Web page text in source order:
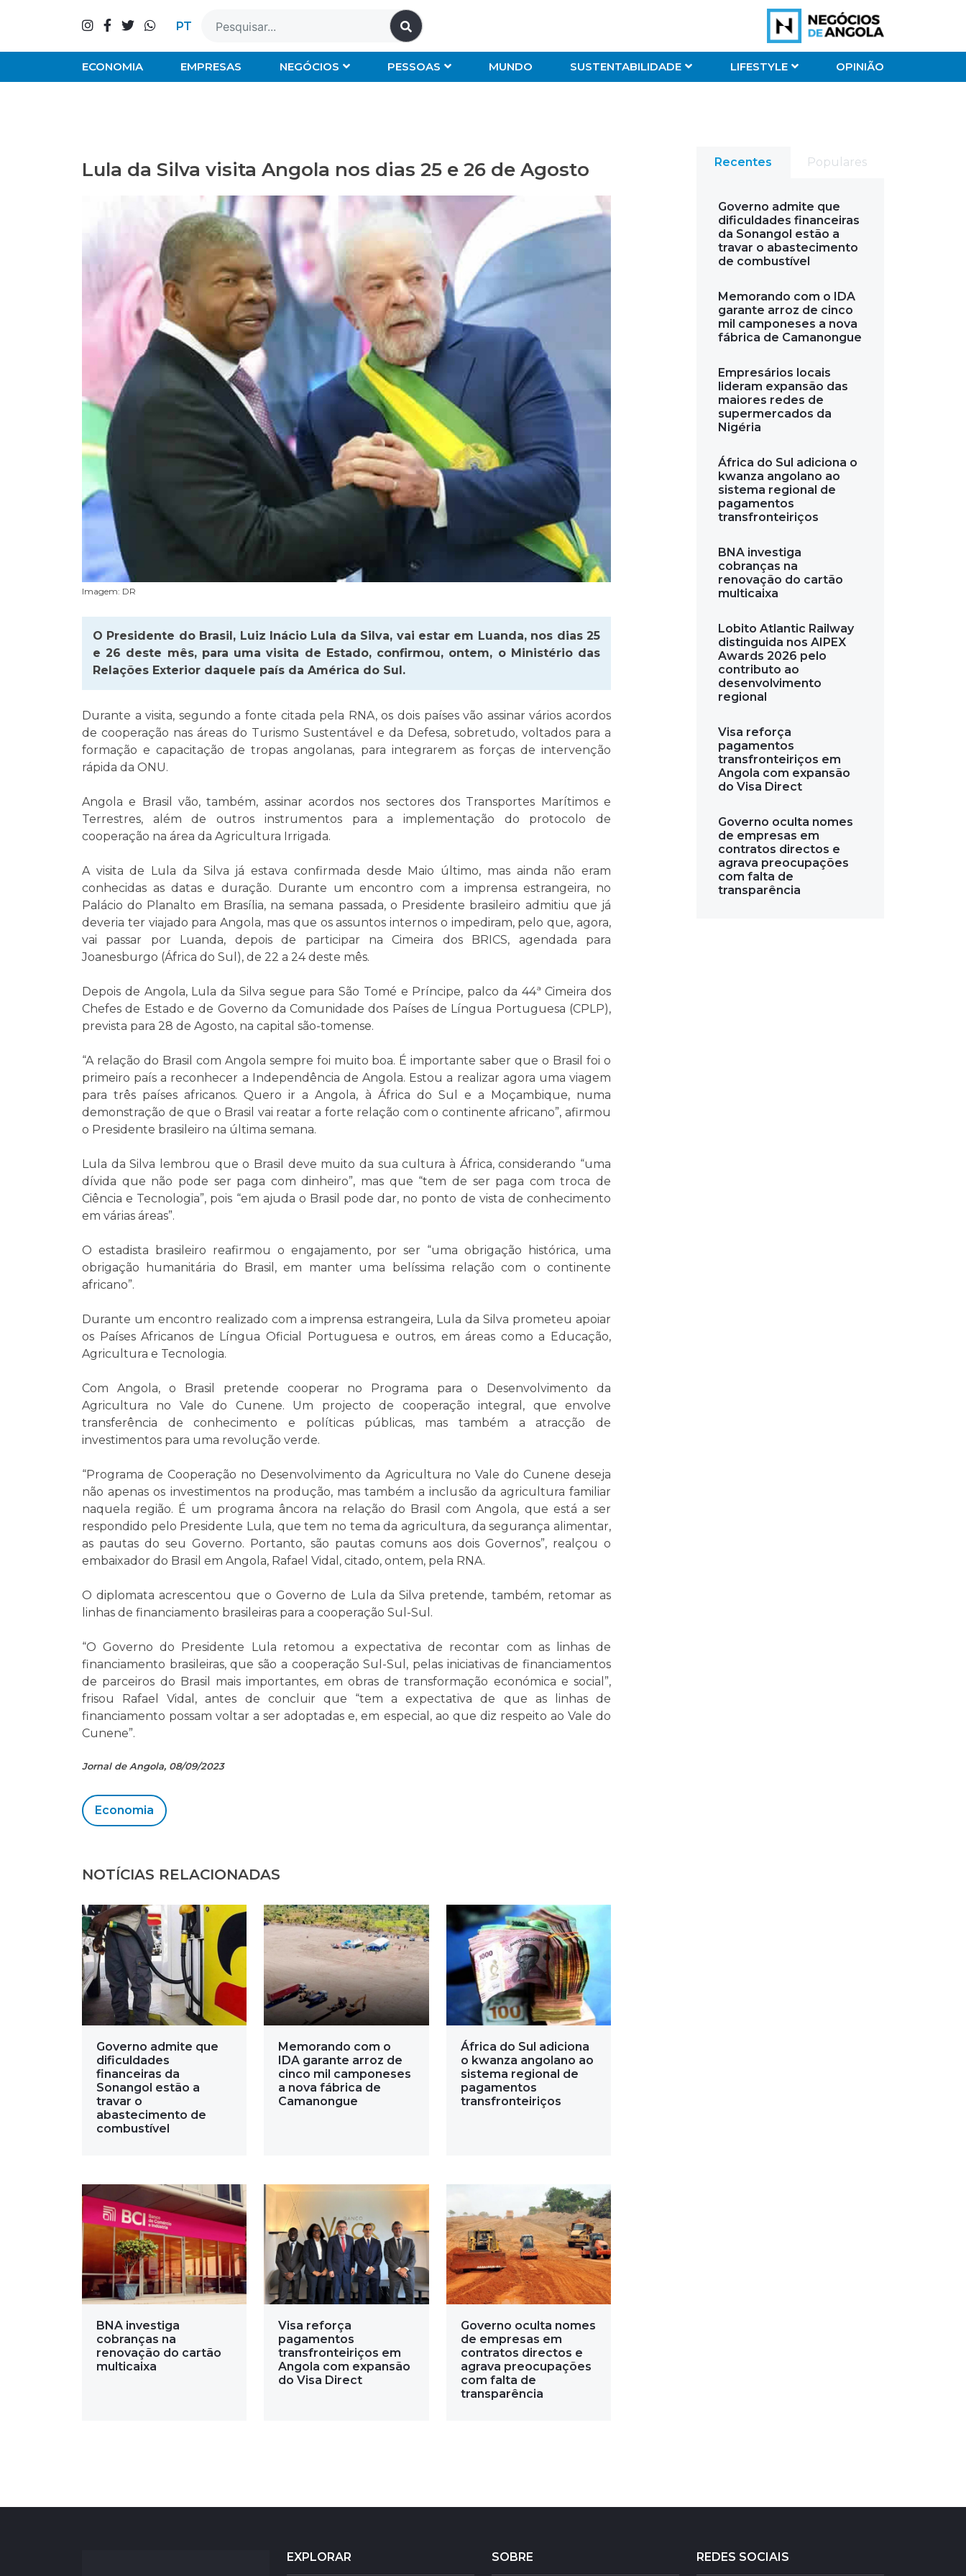
PT
ECONOMIA EMPRESAS NEGÓCIOS PESSOAS MUNDO SUSTENTABILIDADE LIFESTYLE OPINIÃO
Lula da Silva visita Angola nos dias 25 e 26 de Agosto
Imagem: DR
O Presidente do Brasil, Luiz Inácio Lula da Silva, vai estar em Luanda, nos dias 25
e 26 deste mês, para uma visita de Estado, confirmou, ontem, o Ministério das
Relações Exterior daquele país da América do Sul.
Durante a visita, segundo a fonte citada pela RNA, os dois países vão assinar vários acordos
de cooperação nas áreas do Turismo Sustentável e da Defesa, sobretudo, voltados para a
formação e capacitação de tropas angolanas, para integrarem as forças de intervenção
rápida da ONU.
Angola e Brasil vão, também, assinar acordos nos sectores dos Transportes Marítimos e
Terrestres, além de outros instrumentos para a implementação do protocolo de
cooperação na área da Agricultura Irrigada.
A visita de Lula da Silva já estava confirmada desde Maio último, mas ainda não eram
conhecidas as datas e duração. Durante um encontro com a imprensa estrangeira, no
Palácio do Planalto em Brasília, na semana passada, o Presidente brasileiro admitiu que já
deveria ter viajado para Angola, mas que os assuntos internos o impediram, pelo que, agora,
vai passar por Luanda, depois de participar na Cimeira dos BRICS, agendada para
Joanesburgo (África do Sul), de 22 a 24 deste mês.
Depois de Angola, Lula da Silva segue para São Tomé e Príncipe, palco da 44ª Cimeira dos
Chefes de Estado e de Governo da Comunidade dos Países de Língua Portuguesa (CPLP),
prevista para 28 de Agosto, na capital são-tomense.
“A relação do Brasil com Angola sempre foi muito boa. É importante saber que o Brasil foi o
primeiro país a reconhecer a Independência de Angola. Estou a realizar agora uma viagem
para três países africanos. Quero ir a Angola, à África do Sul e a Moçambique, numa
demonstração de que o Brasil vai reatar a forte relação com o continente africano”, afirmou
o Presidente brasileiro na última semana.
Lula da Silva lembrou que o Brasil deve muito da sua cultura à África, considerando “uma
dívida que não pode ser paga com dinheiro”, mas que “tem de ser paga com troca de
Ciência e Tecnologia”, pois “em ajuda o Brasil pode dar, no ponto de vista de conhecimento
em várias áreas”.
O estadista brasileiro reafirmou o engajamento, por ser “uma obrigação histórica, uma
obrigação humanitária do Brasil, em manter uma belíssima relação com o continente
africano”.
Durante um encontro realizado com a imprensa estrangeira, Lula da Silva prometeu apoiar
os Países Africanos de Língua Oficial Portuguesa e outros, em áreas como a Educação,
Agricultura e Tecnologia.
Com Angola, o Brasil pretende cooperar no Programa para o Desenvolvimento da
Agricultura no Vale do Cunene. Um projecto de cooperação integral, que envolve
transferência de conhecimento e políticas públicas, mas também a atracção de
investimentos para uma revolução verde.
“Programa de Cooperação no Desenvolvimento da Agricultura no Vale do Cunene deseja
não apenas os investimentos na produção, mas também a inclusão da agricultura familiar
naquela região. É um programa âncora na relação do Brasil com Angola, que está a ser
respondido pelo Presidente Lula, que tem no tema da agricultura, da segurança alimentar,
as pautas do seu Governo. Portanto, são pautas comuns aos dois Governos”, realçou o
embaixador do Brasil em Angola, Rafael Vidal, citado, ontem, pela RNA.
O diplomata acrescentou que o Governo de Lula da Silva pretende, também, retomar as
linhas de financiamento brasileiras para a cooperação Sul-Sul.
“O Governo do Presidente Lula retomou a expectativa de recontar com as linhas de
financiamento brasileiras, que são a cooperação Sul-Sul, pelas iniciativas de financiamentos
de parceiros do Brasil mais importantes, em obras de transformação económica e social”,
frisou Rafael Vidal, antes de concluir que “tem a expectativa de que as linhas de
financiamento possam voltar a ser adoptadas e, em especial, ao que diz respeito ao Vale do
Cunene”.
Jornal de Angola, 08/09/2023
Economia
NOTÍCIAS RELACIONADAS
Governo admite que
dificuldades
financeiras da
Sonangol estão a
travar o
abastecimento de
combustível
Memorando com o
IDA garante arroz de
cinco mil camponeses
a nova fábrica de
Camanongue
África do Sul adiciona
o kwanza angolano ao
sistema regional de
pagamentos
transfronteiriços
BNA investiga
cobranças na
renovação do cartão
multicaixa
Visa reforça
pagamentos
transfronteiriços em
Angola com expansão
do Visa Direct
Governo oculta nomes
de empresas em
contratos directos e
agrava preocupações
com falta de
transparência
Recentes Populares
Governo admite que
dificuldades financeiras
da Sonangol estão a
travar o abastecimento
de combustível
Memorando com o IDA
garante arroz de cinco
mil camponeses a nova
fábrica de Camanongue
Empresários locais
lideram expansão das
maiores redes de
supermercados da
Nigéria
África do Sul adiciona o
kwanza angolano ao
sistema regional de
pagamentos
transfronteiriços
BNA investiga
cobranças na
renovação do cartão
multicaixa
Lobito Atlantic Railway
distinguida nos AIPEX
Awards 2026 pelo
contributo ao
desenvolvimento
regional
Visa reforça
pagamentos
transfronteiriços em
Angola com expansão
do Visa Direct
Governo oculta nomes
de empresas em
contratos directos e
agrava preocupações
com falta de
transparência
EXPLORAR SOBRE REDES SOCIAIS